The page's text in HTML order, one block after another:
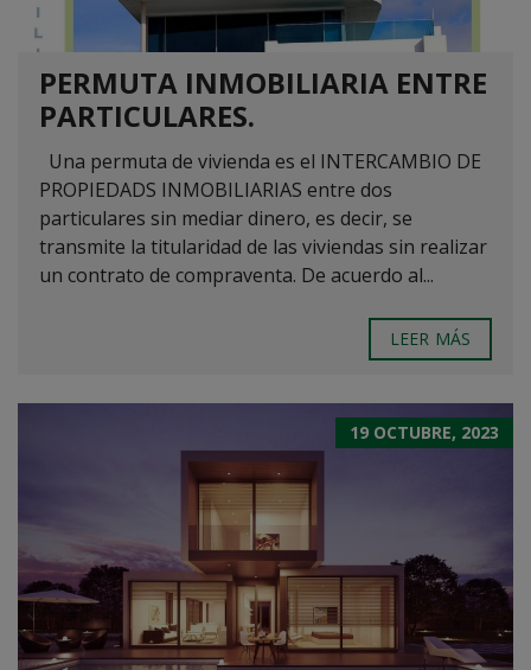
PERMUTA INMOBILIARIA ENTRE
PARTICULARES.
Una permuta de vivienda es el INTERCAMBIO DE
PROPIEDADS INMOBILIARIAS entre dos
particulares sin mediar dinero, es decir, se
transmite la titularidad de las viviendas sin realizar
un contrato de compraventa. De acuerdo al...
LEER MÁS
19 OCTUBRE, 2023